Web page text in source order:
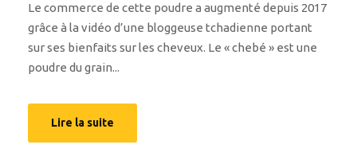
Le commerce de cette poudre a augmenté depuis 2017
grâce à la vidéo d’une bloggeuse tchadienne portant
sur ses bienfaits sur les cheveux. Le « chebé » est une
poudre du grain...
Lire la suite